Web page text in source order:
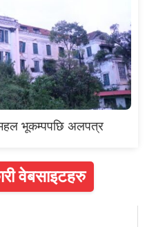
भूकम्पपछि अलपत्र
वेबसाइटहरु